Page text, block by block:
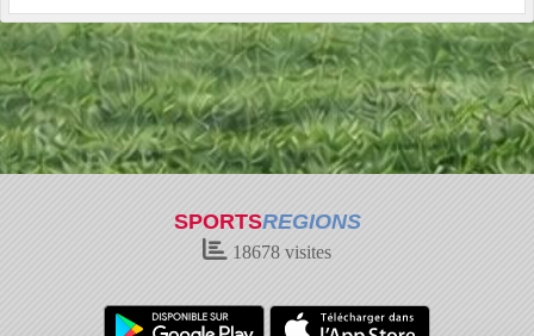
SPORTSREGIONS
18678 visites